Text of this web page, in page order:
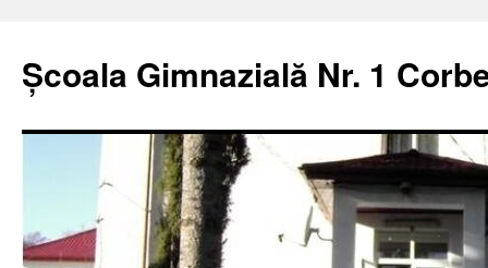
Școala Gimnazială Nr. 1